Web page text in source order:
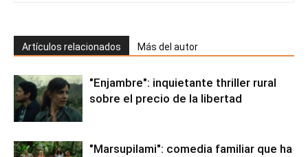
Artículos relacionados Más del autor
"Enjambre": inquietante thriller rural
sobre el precio de la libertad
"Marsupilami": comedia familiar que ha